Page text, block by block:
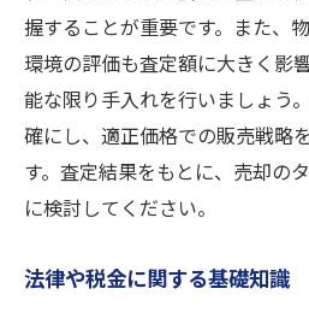
握することが重要です。また、
環境の評価も査定額に大きく影
能な限り手入れを行いましょう
確にし、適正価格での販売戦略
す。査定結果をもとに、売却の
に検討してください。
法律や税金に関する基礎知識